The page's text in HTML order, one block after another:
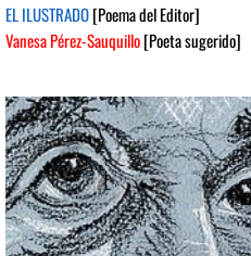
EL ILUSTRADO[Poema del Editor]
Vanesa Pérez-Sauquillo[Poeta sugerido]